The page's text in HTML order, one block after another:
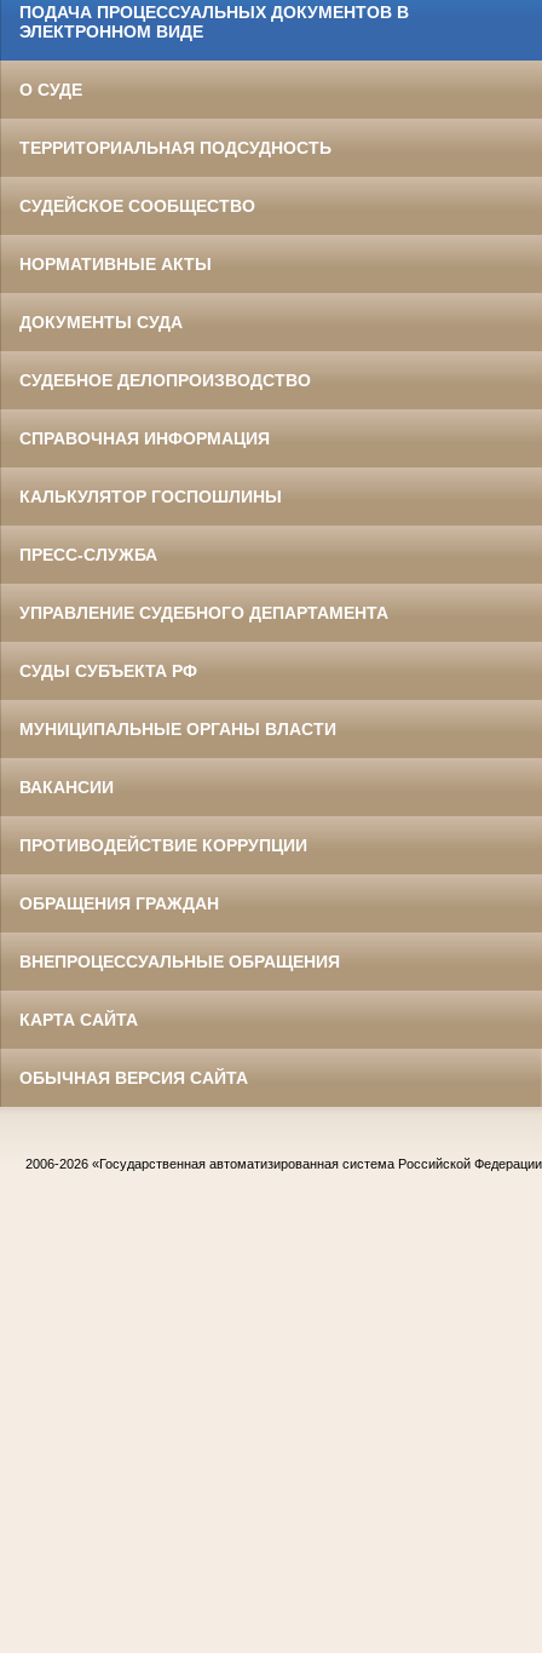
ПОДАЧА ПРОЦЕССУАЛЬНЫХ ДОКУМЕНТОВ В
ЭЛЕКТРОННОМ ВИДЕ
О СУДЕ
ТЕРРИТОРИАЛЬНАЯ ПОДСУДНОСТЬ
СУДЕЙСКОЕ СООБЩЕСТВО
НОРМАТИВНЫЕ АКТЫ
ДОКУМЕНТЫ СУДА
СУДЕБНОЕ ДЕЛОПРОИЗВОДСТВО
СПРАВОЧНАЯ ИНФОРМАЦИЯ
КАЛЬКУЛЯТОР ГОСПОШЛИНЫ
ПРЕСС-СЛУЖБА
УПРАВЛЕНИЕ СУДЕБНОГО ДЕПАРТАМЕНТА
СУДЫ СУБЪЕКТА РФ
МУНИЦИПАЛЬНЫЕ ОРГАНЫ ВЛАСТИ
ВАКАНСИИ
ПРОТИВОДЕЙСТВИЕ КОРРУПЦИИ
ОБРАЩЕНИЯ ГРАЖДАН
ВНЕПРОЦЕССУАЛЬНЫЕ ОБРАЩЕНИЯ
КАРТА САЙТА
ОБЫЧНАЯ ВЕРСИЯ САЙТА
2006-2026 «Государственная автоматизированная система Российской